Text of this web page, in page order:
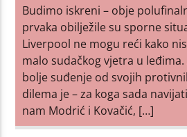
Budimo iskreni – obje
prvaka obilježile su sporne
Liverpool ne mogu reći kako
malo sudačkog vjetra u
bolje suđenje od svojih
dilema je – za koga sada
nam Modrić i Kovačić, […]